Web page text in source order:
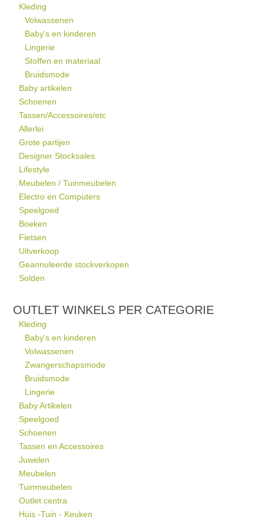
Kleding
Volwassenen
Baby's en kinderen
Lingerie
Stoffen en materiaal
Bruidsmode
Baby artikelen
Schoenen
Tassen/Accessoires/etc
Allerlei
Grote partijen
Designer Stocksales
Lifestyle
Meubelen / Tuinmeubelen
Electro en Computers
Speelgoed
Boeken
Fietsen
Uitverkoop
Geannuleerde stockverkopen
Solden
OUTLET WINKELS PER CATEGORIE
Kleding
Baby's en kinderen
Volwassenen
Zwangerschapsmode
Bruidsmode
Lingerie
Baby Artikelen
Speelgoed
Schoenen
Tassen en Accessoires
Juwelen
Meubelen
Tuinmeubelen
Outlet centra
Huis -Tuin - Keuken